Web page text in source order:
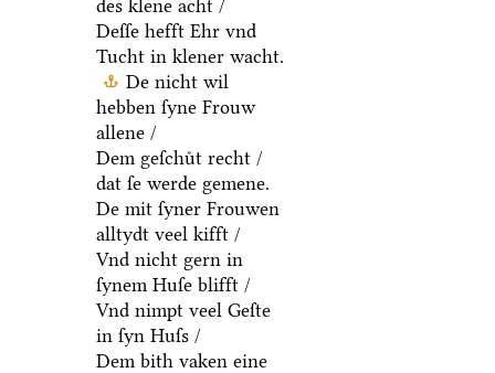
des klene acht /
Deſſe hefft Ehr vnd
Tucht in klener wacht.
De nicht wil
hebben ſyne Frouw
allene /
Dem geſchuͤt recht /
dat ſe werde gemene.
De mit ſyner Frouwen
alltydt veel kifft /
Vnd nicht gern in
ſynem Huſe blifft /
Vnd nimpt veel Geſte
in ſyn Huſs /
Dem bith vaken eine